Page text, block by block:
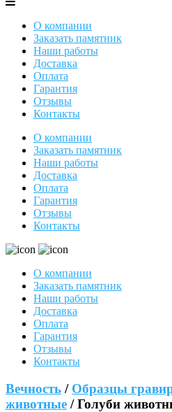
О компании
Заказать памятник
Наши работы
Доставка
Оплата
Гарантия
Отзывы
Контакты
О компании
Заказать памятник
Наши работы
Доставка
Оплата
Гарантия
Отзывы
Контакты
О компании
Заказать памятник
Наши работы
Доставка
Оплата
Гарантия
Отзывы
Контакты
Вечность / Образцы
животные / Голуби